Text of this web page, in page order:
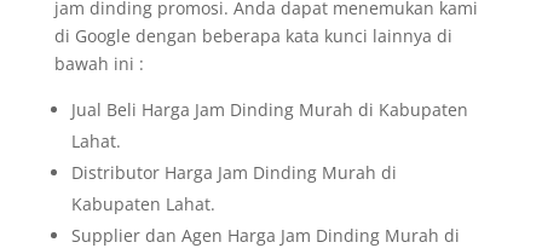
jam dinding promosi. Anda dapat menemukan kami
di Google dengan beberapa kata kunci lainnya di
bawah ini :
Jual Beli Harga Jam Dinding Murah di Kabupaten
Lahat.
Distributor Harga Jam Dinding Murah di
Kabupaten Lahat.
Supplier dan Agen Harga Jam Dinding Murah di